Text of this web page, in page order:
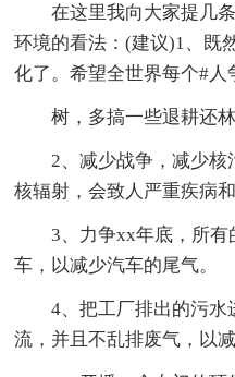
在这里我向大家提几
环境的看法：(建议)1、既
化了。希望全世界每个#人
树，多搞一些退耕还
2、减少战争，减少
核辐射，会致人严重疾病
3、力争xx年底，所
车，以减少汽车的尾气。
4、把工厂排出的污
流，并且不乱排废气，以减